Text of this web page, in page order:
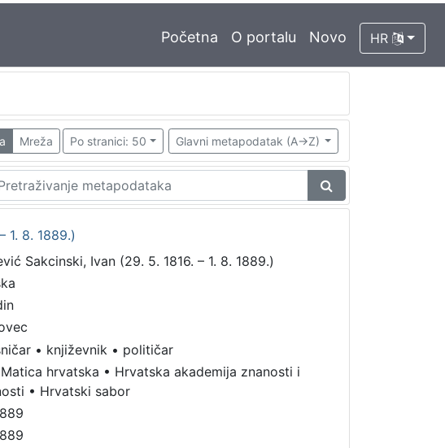
Početna O portalu Novo HR
Mreža Po stranici: 50 Glavni metapodatak (A->Z)
1. 8. 1889.)
Sakcinski, Ivan (29. 5. 1816. – 1. 8. 1889.)
• književnik • političar
Matica hrvatska • Hrvatska akademija znanosti i
• Hrvatski sabor